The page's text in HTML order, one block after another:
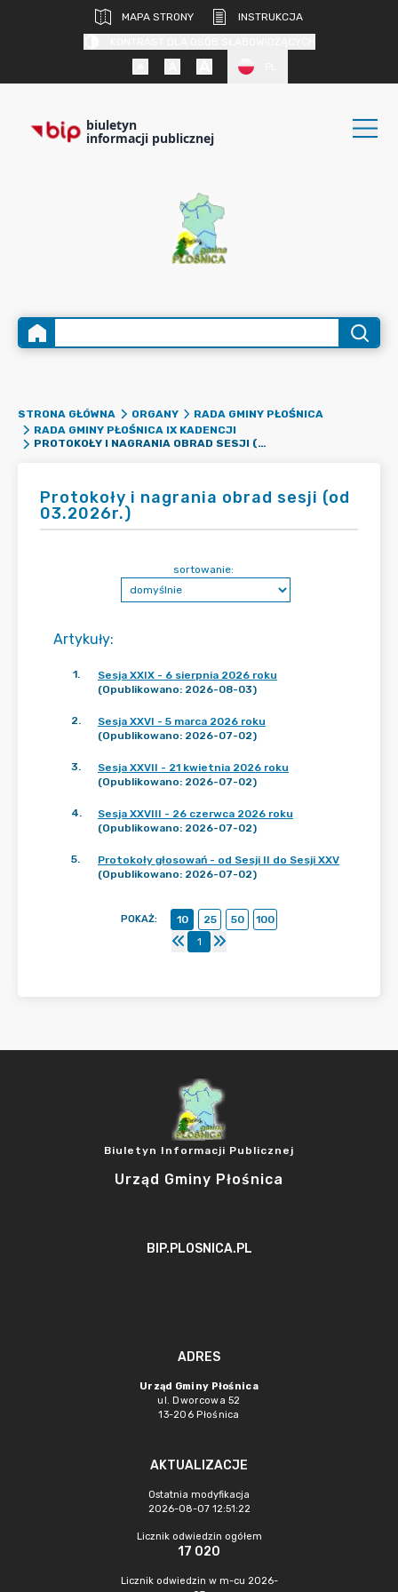
MAPA STRONY
INSTRUKCJA
biuletyn
informacji publicznej
STRONA GŁÓWNA ORGANY
RADA GMINY PŁOŚNICA
RADA GMINY PŁOŚNICA IX KADENCJI
PROTOKOŁY I NAGRANIA OBRAD SESJI (OD 03.2026R.)
Protokoły i nagrania obrad sesji (od
03.2026r.)
Artykuły:
sortowanie:
1.
Sesja XXIX - 6 sierpnia 2026 roku
(Opublikowano: 2026-08-03)
2.
Sesja XXVI - 5 marca 2026 roku
(Opublikowano: 2026-07-02)
3.
Sesja XXVII - 21 kwietnia 2026 roku
(Opublikowano: 2026-07-02)
4.
Sesja XXVIII - 26 czerwca 2026 roku
(Opublikowano: 2026-07-02)
5.
Protokoły głosowań - od Sesji II do Sesji XXV
(Opublikowano: 2026-07-02)
POKAŻ: 10 25 50
100
1
Biuletyn Informacji Publicznej
Urząd Gminy Płośnica
BIP.PLOSNICA.PL
ADRES
Urząd Gminy Płośnica
ul. Dworcowa 52
13-206 Płośnica
AKTUALIZACJE
Ostatnia modyfikacja
2026-08-07 12:51:22
Licznik odwiedzin ogółem
17 020
Licznik odwiedzin w m-cu 2026-